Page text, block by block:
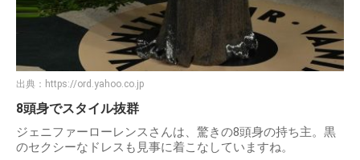
出典： https://ord.yahoo.co.jp
8頭身でスタイル抜群
ジェニファーローレンスさんは、驚きの8頭身の持ち主。黒
のセクシーなドレスも見事に着こなしていますね。